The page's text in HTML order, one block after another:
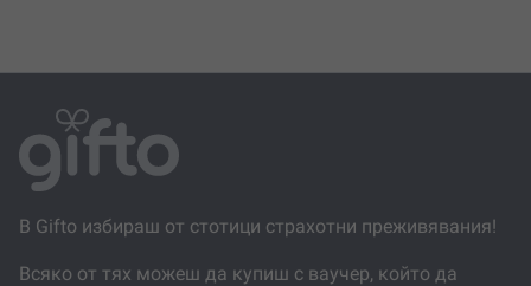
В Gifto избираш от стотици страхотни преживявания!
Всяко от тях можеш да купиш с ваучер, който да